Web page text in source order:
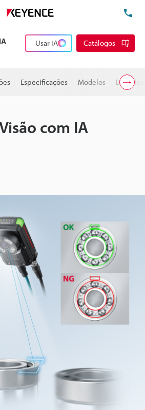
Usar IA Catálogos
Especificações Modelos
com IA